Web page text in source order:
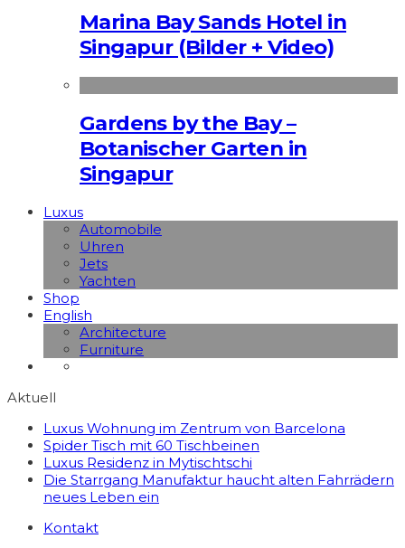
Marina Bay Sands Hotel in
Singapur (Bilder + Video)
Gardens by the Bay –
Botanischer Garten in
Singapur
Luxus
Automobile
Uhren
Jets
Yachten
Shop
English
Architecture
Furniture
Aktuell
Luxus Wohnung im Zentrum von Barcelona
Spider Tisch mit 60 Tischbeinen
Luxus Residenz in Mytischtschi
Die Starrgang Manufaktur haucht alten Fahrrädern
neues Leben ein
Kontakt